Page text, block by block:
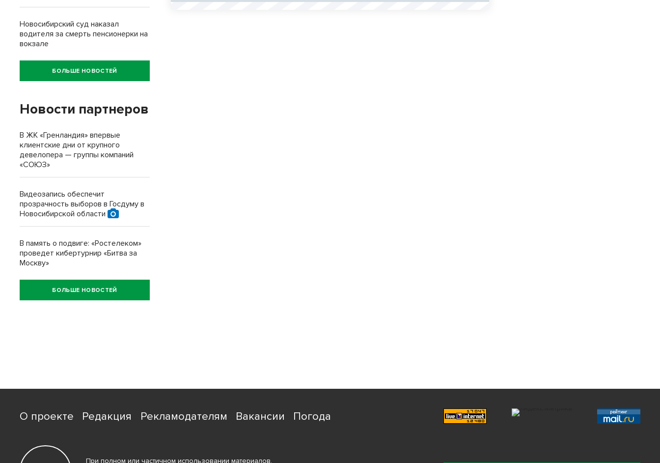
Новосибирский суд наказал
водителя за смерть пенсионерки на
вокзале
БОЛЬШЕ НОВОСТЕЙ
Новости партнеров
В ЖК «Гренландия» впервые
клиентские дни от крупного
девелопера — группы компаний
«СОЮЗ»
Видеозапись обеспечит
прозрачность выборов в Госдуму в
Новосибирской области
В память о подвиге: «Ростелеком»
проведет кибертурнир «Битва за
Москву»
БОЛЬШЕ НОВОСТЕЙ
О проекте Редакция Рекламодателям Вакансии Погода
При полном или частичном использовании материалов,